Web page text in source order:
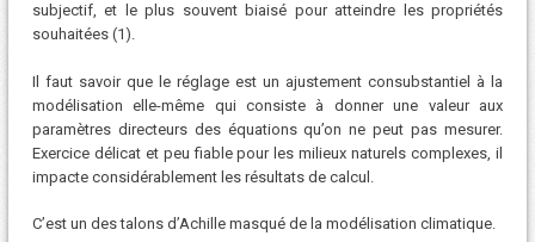
subjectif, et le plus souvent biaisé pour atteindre les propriétés
souhaitées (1).
Il faut savoir que le réglage est un ajustement consubstantiel à la
modélisation elle-même qui consiste à donner une valeur aux
paramètres directeurs des équations qu’on ne peut pas mesurer.
Exercice délicat et peu fiable pour les milieux naturels complexes, il
impacte considérablement les résultats de calcul.
C’est un des talons d’Achille masqué de la modélisation climatique.